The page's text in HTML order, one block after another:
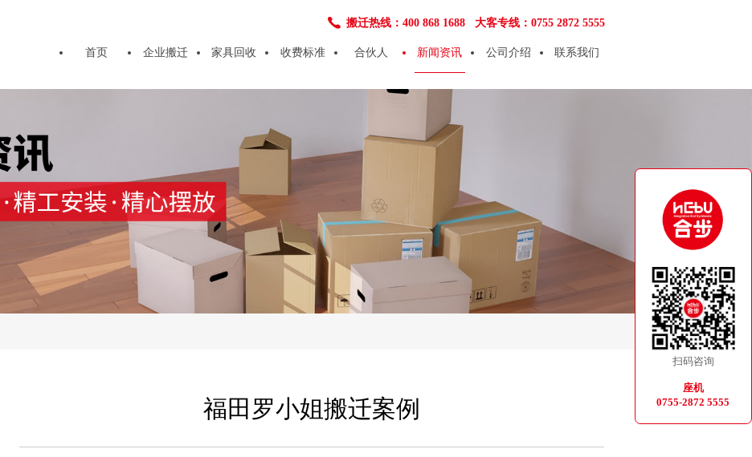
搬迁热线：400 868 1688 大客专线：0755 2872 5555
首页 企业搬迁 家具回收 收费标准 合伙人 新闻资讯 公司介绍 联系我们
扫码咨询
座机
0755-2872 5555
福田罗小姐搬迁案例